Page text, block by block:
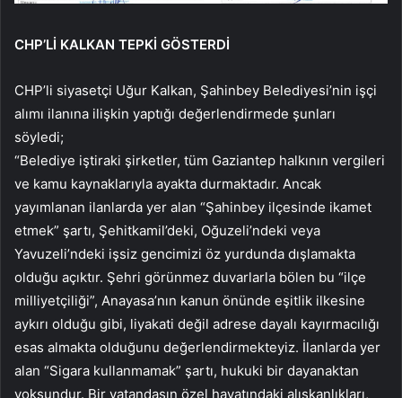
CHP’Lİ KALKAN TEPKİ GÖSTERDİ
CHP’li siyasetçi Uğur Kalkan, Şahinbey Belediyesi’nin işçi
alımı ilanına ilişkin yaptığı değerlendirmede şunları
söyledi;
“Belediye iştiraki şirketler, tüm Gaziantep halkının vergileri
ve kamu kaynaklarıyla ayakta durmaktadır. Ancak
yayımlanan ilanlarda yer alan “Şahinbey ilçesinde ikamet
etmek” şartı, Şehitkamil’deki, Oğuzeli’ndeki veya
Yavuzeli’ndeki işsiz gencimizi öz yurdunda dışlamakta
olduğu açıktır. Şehri görünmez duvarlarla bölen bu “ilçe
milliyetçiliği”, Anayasa’nın kanun önünde eşitlik ilkesine
aykırı olduğu gibi, liyakati değil adrese dayalı kayırmacılığı
esas almakta olduğunu değerlendirmekteyiz. İlanlarda yer
alan “Sigara kullanmamak” şartı, hukuki bir dayanaktan
yoksundur. Bir vatandaşın özel hayatındaki alışkanlıkları,